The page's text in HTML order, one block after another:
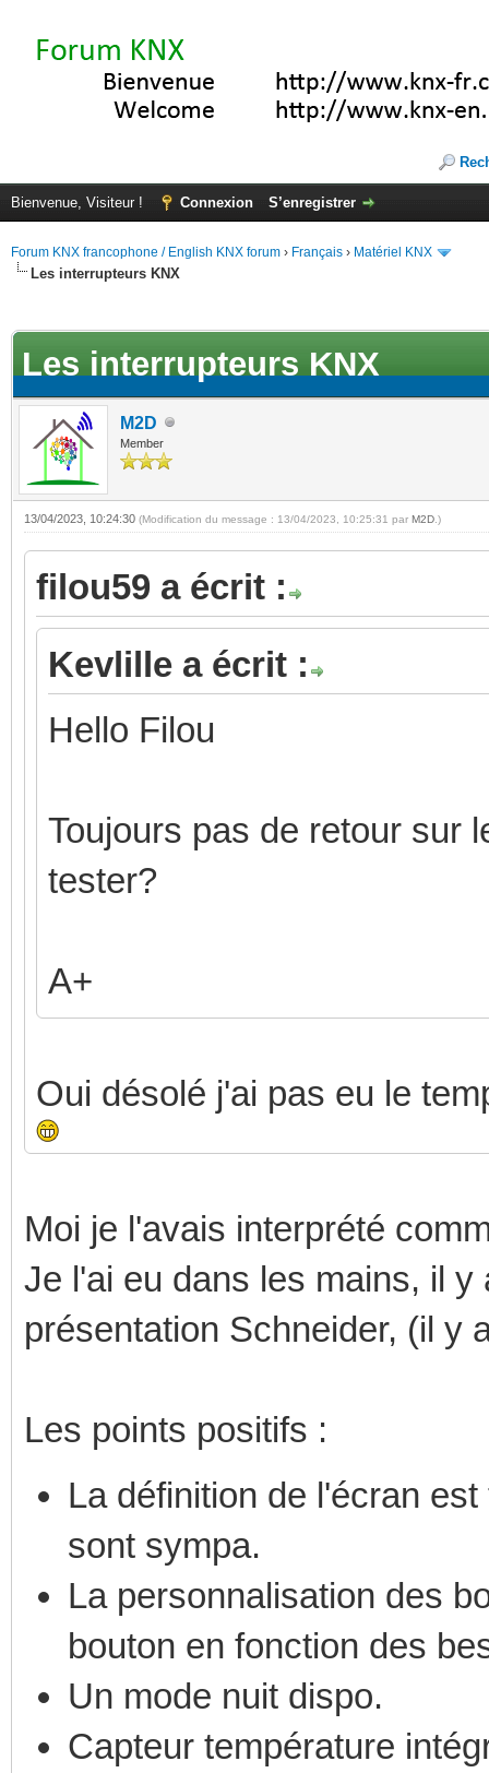
Bienvenue, Visiteur ! Connexion S’enregistrer
Forum KNX francophone / English KNX forum › Français › Matériel KNX
Les interrupteurs KNX
Les interrupteurs KNX
M2D
Member
13/04/2023, 10:24:30 (Modification du message : 13/04/2023, 10:25:31 par M2D .)
filou59 a écrit :
Kevlille a écrit :
Hello Filou
Toujours pas de retour sur
tester?
A+
Oui désolé j'ai pas eu le
Moi je l'avais interprété
Je l'ai eu dans les mains, il
présentation Schneider, (il y
Les points positifs :
La définition de l'écran
sont sympa.
La personnalisation des
bouton en fonction des
Un mode nuit dispo.
Capteur température